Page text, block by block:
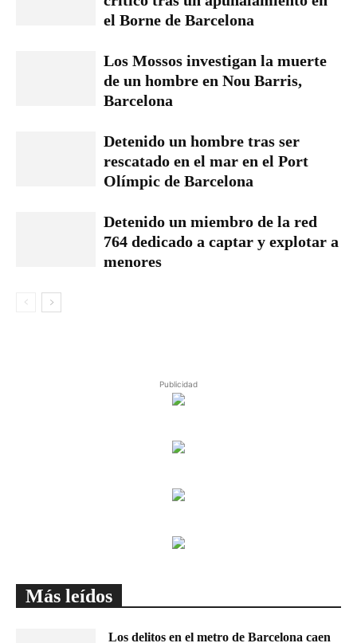
el Borne de Barcelona
Los Mossos investigan la muerte
de un hombre en Nou Barris,
Barcelona
Detenido un hombre tras ser
rescatado en el mar en el Port
Olímpic de Barcelona
Detenido un miembro de la red
764 dedicado a captar y explotar a
menores
Publicidad
Más leídos
Los delitos en el metro de Barcelona caen